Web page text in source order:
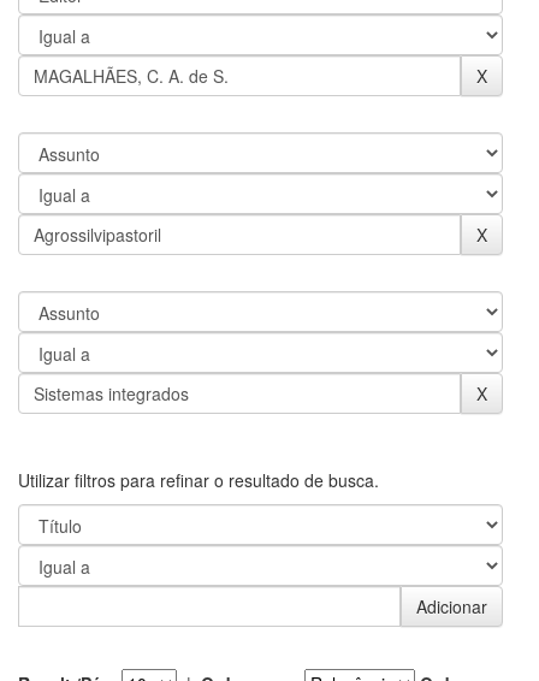
Utilizar filtros para refinar o resultado de busca.